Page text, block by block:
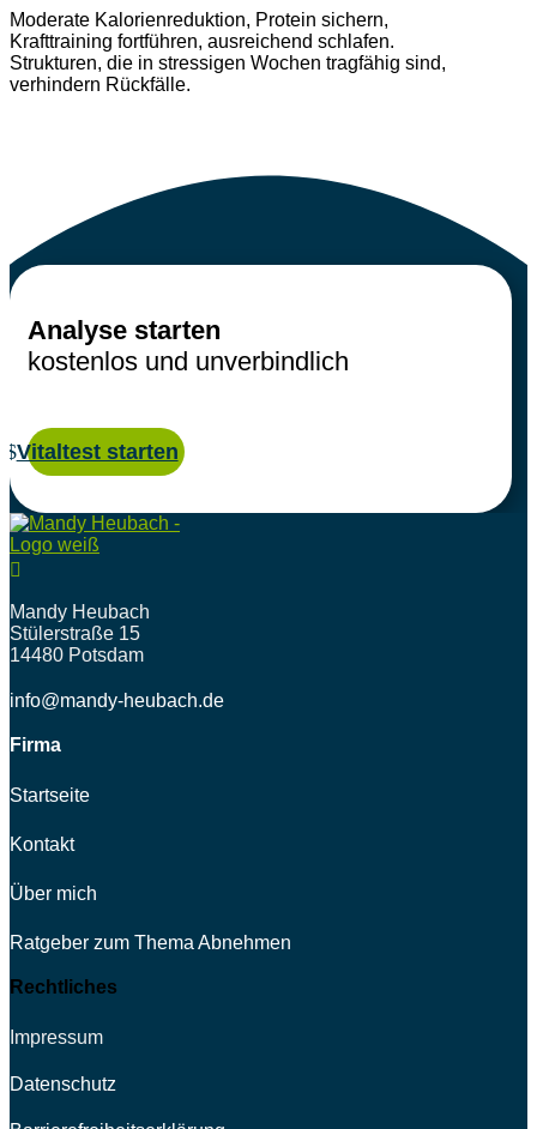
Moderate Kalorienreduktion, Protein sichern,
Krafttraining fortführen, ausreichend schlafen.
Strukturen, die in stressigen Wochen tragfähig sind,
verhindern Rückfälle.
Analyse starten
kostenlos und unverbindlich
Vitaltest starten

Mandy Heubach
Stülerstraße 15
14480 Potsdam
info@mandy-heubach.de
Firma
Startseite
Kontakt
Über mich
Ratgeber zum Thema Abnehmen
Rechtliches
Impressum
Datenschutz